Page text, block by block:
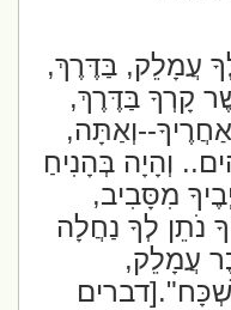
עֲמָלֵק, בַּדֶּרֶךְ,
קָרְךָ בַּדֶּרֶךְ,
וְאַתָּה,
וְהָיָה בְּהָנִיחַ
מִסָּבִיב,
נֹתֵן לְךָ נַחֲלָה
עֲמָלֵק,